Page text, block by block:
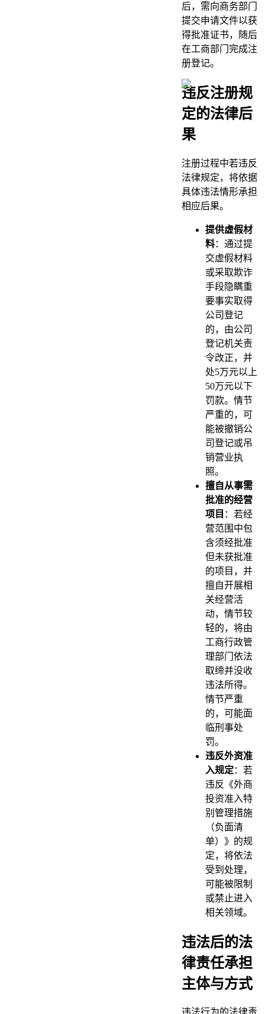
后，需向商务部门
提交申请文件以获
得批准证书，随后
在工商部门完成注
册登记。
违反注册规
定的法律后
果
注册过程中若违反
法律规定，将依据
具体违法情形承担
相应后果。
提供虚假材
料：通过提
交虚假材料
或采取欺诈
手段隐瞒重
要事实取得
公司登记
的，由公司
登记机关责
令改正，并
处5万元以上
50万元以下
罚款。情节
严重的，可
能被撤销公
司登记或吊
销营业执
照。
擅自从事需
批准的经营
项目 ：若经
营范围中包
含须经批准
但未获批准
的项目，并
擅自开展相
关经营活
动，情节较
轻的，将由
工商行政管
理部门依法
取缔并没收
违法所得。
情节严重
的，可能面
临刑事处
罚。
违反外资准
入规定：若
违反《外商
投资准入特
别管理措施
（负面清
单）》的规
定，将依法
受到处理，
可能被限制
或禁止进入
相关领域。
违法后的法
律责任承担
主体与方式